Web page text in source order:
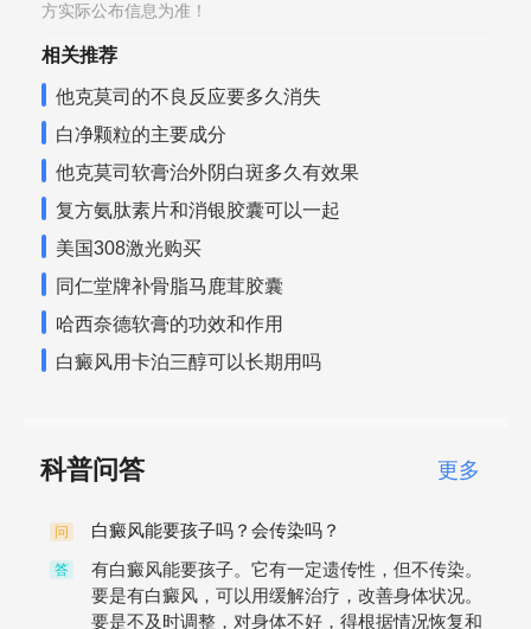
方实际公布信息为准！
相关推荐
他克莫司的不良反应要多久消失
白净颗粒的主要成分
他克莫司软膏治外阴白斑多久有效果
复方氨肽素片和消银胶囊可以一起
美国308激光购买
同仁堂牌补骨脂马鹿茸胶囊
哈西奈德软膏的功效和作用
白癜风用卡泊三醇可以长期用吗
科普问答 更多
问 白癜风能要孩子吗？会传染吗？
答
有白癜风能要孩子。它有一定遗传性，但不传染。
要是有白癜风，可以用缓解治疗，改善身体状况。
要是不及时调整，对身体不好，得根据情况恢复和